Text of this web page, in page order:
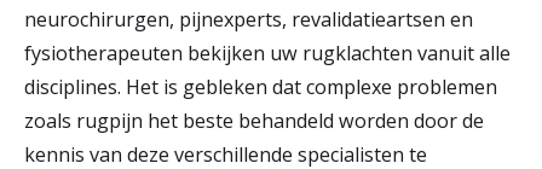
neurochirurgen, pijnexperts, revalidatieartsen en
fysiotherapeuten bekijken uw rugklachten vanuit alle
disciplines. Het is gebleken dat complexe problemen
zoals rugpijn het beste behandeld worden door de
kennis van deze verschillende specialisten te